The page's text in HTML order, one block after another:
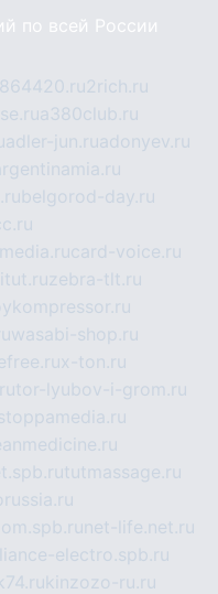
по всей России
2rich.ru
a380club.ru
adler-jun.ruadonyev.ru
belgorod-day.ru
card-voice.ru
zebra-tlt.ru
wasabi-shop.ru
x-ton.ru
tor-lyubov-i-grom.ru
tutmassage.ru
net-life.net.ru
electro.spb.ru
kinzozo-ru.ru